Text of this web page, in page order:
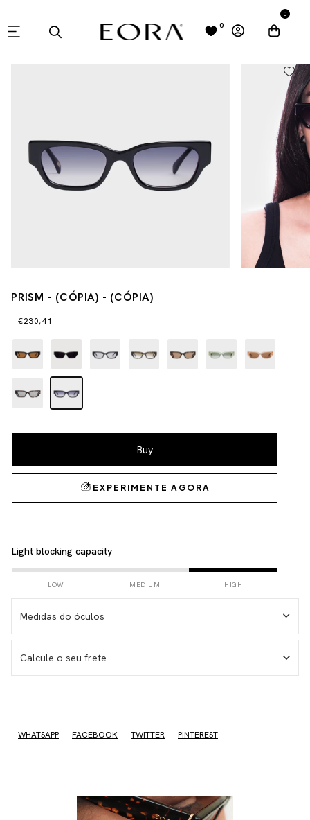
0
0
PRISM - (CÓPIA) - (CÓPIA)
€230,41
Light blocking capacity
LOW MEDIUM HIGH
Medidas do óculos
Calcule o seu frete
WHATSAPP
FACEBOOK TWITTER PINTEREST